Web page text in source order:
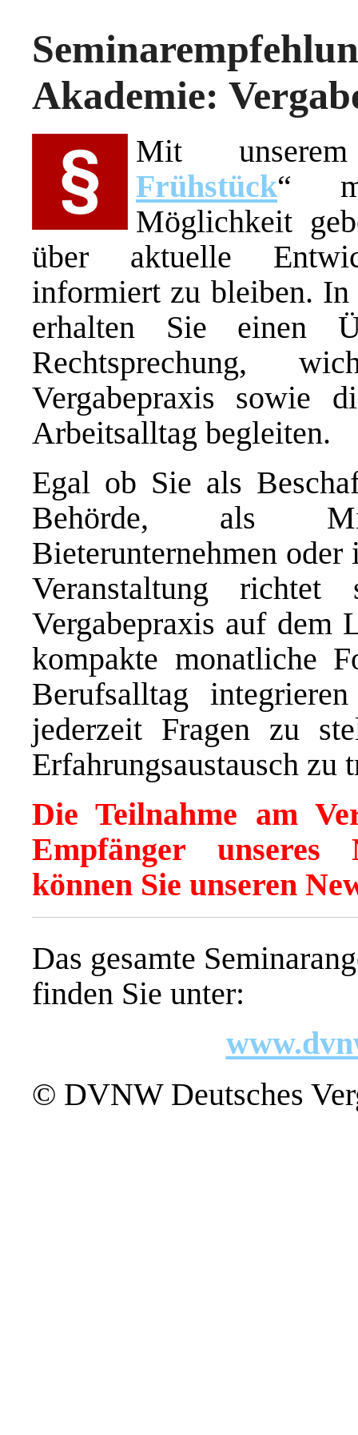
Akademie:
Mit
Frühstück“
Möglichkeit
über aktuelle
informiert zu bleiben. In
erhalten Sie einen
Rechtsprechung,
Vergabepraxis sowie
Arbeitsalltag begleiten.
Egal ob Sie als
Behörde, als
Bieterunternehmen
Veranstaltung
Vergabepraxis auf dem
kompakte monatliche
Berufsalltag
jederzeit Fragen zu
Erfahrungsaustausch zu
Die Teilnahme am
Empfänger
können Sie unseren
Das gesamte
finden Sie unter: